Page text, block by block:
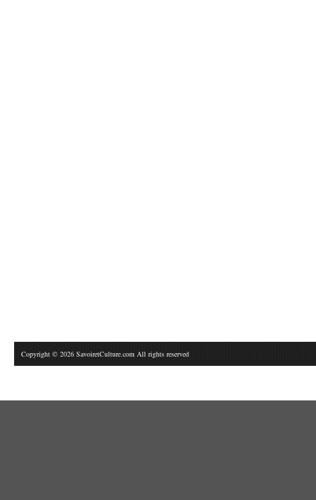
Copyright © 2026 SavoiretCulture.com All rights reserved